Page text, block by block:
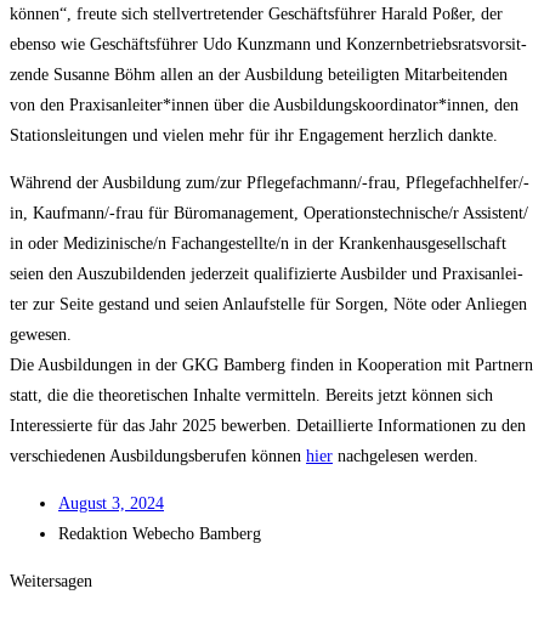
kön­nen“, freu­te sich stell­ver­tre­ten­der Geschäfts­füh­rer Harald Poßer, der
eben­so wie Geschäfts­füh­rer Udo Kunz­mann und Kon­zern­be­triebs­rats­vor­sit­
zen­de Susan­ne Böhm allen an der Aus­bil­dung betei­lig­ten Mit­ar­bei­ten­den
von den Praxisanleiter*innen über die Ausbildungskoordinator*innen, den
Sta­ti­ons­lei­tun­gen und vie­len mehr für ihr Enga­ge­ment herz­lich dankte.
Wäh­rend der Aus­bil­dung zum/​zur Pfle­ge­fach­man­n/-frau, Pfle­ge­fach­hel­fer/-
in, Kauf­man­n/-frau für Büro­ma­nage­ment, Operationstechnische/​r Assistent/​
in oder Medizinische/​n Fachangestellte/​n in der Kran­ken­haus­ge­sell­schaft
sei­en den Aus­zu­bil­den­den jeder­zeit qua­li­fi­zier­te Aus­bil­der und Pra­xis­an­lei­
ter zur Sei­te gestand und sei­en Anlauf­stel­le für Sor­gen, Nöte oder Anlie­gen
gewe­sen.
Die Aus­bil­dun­gen in der GKG Bam­berg fin­den in Koope­ra­ti­on mit Part­nern
statt, die die theo­re­ti­schen Inhal­te ver­mit­teln. Bereits jetzt kön­nen sich
Inter­es­sier­te für das Jahr 2025 bewer­ben. Detail­lier­te Infor­ma­tio­nen zu den
ver­schie­de­nen Aus­bil­dungs­be­ru­fen kön­nen hier nach­ge­le­sen werden.
August 3, 2024
Redak­ti­on Web­echo Bamberg
Weitersagen